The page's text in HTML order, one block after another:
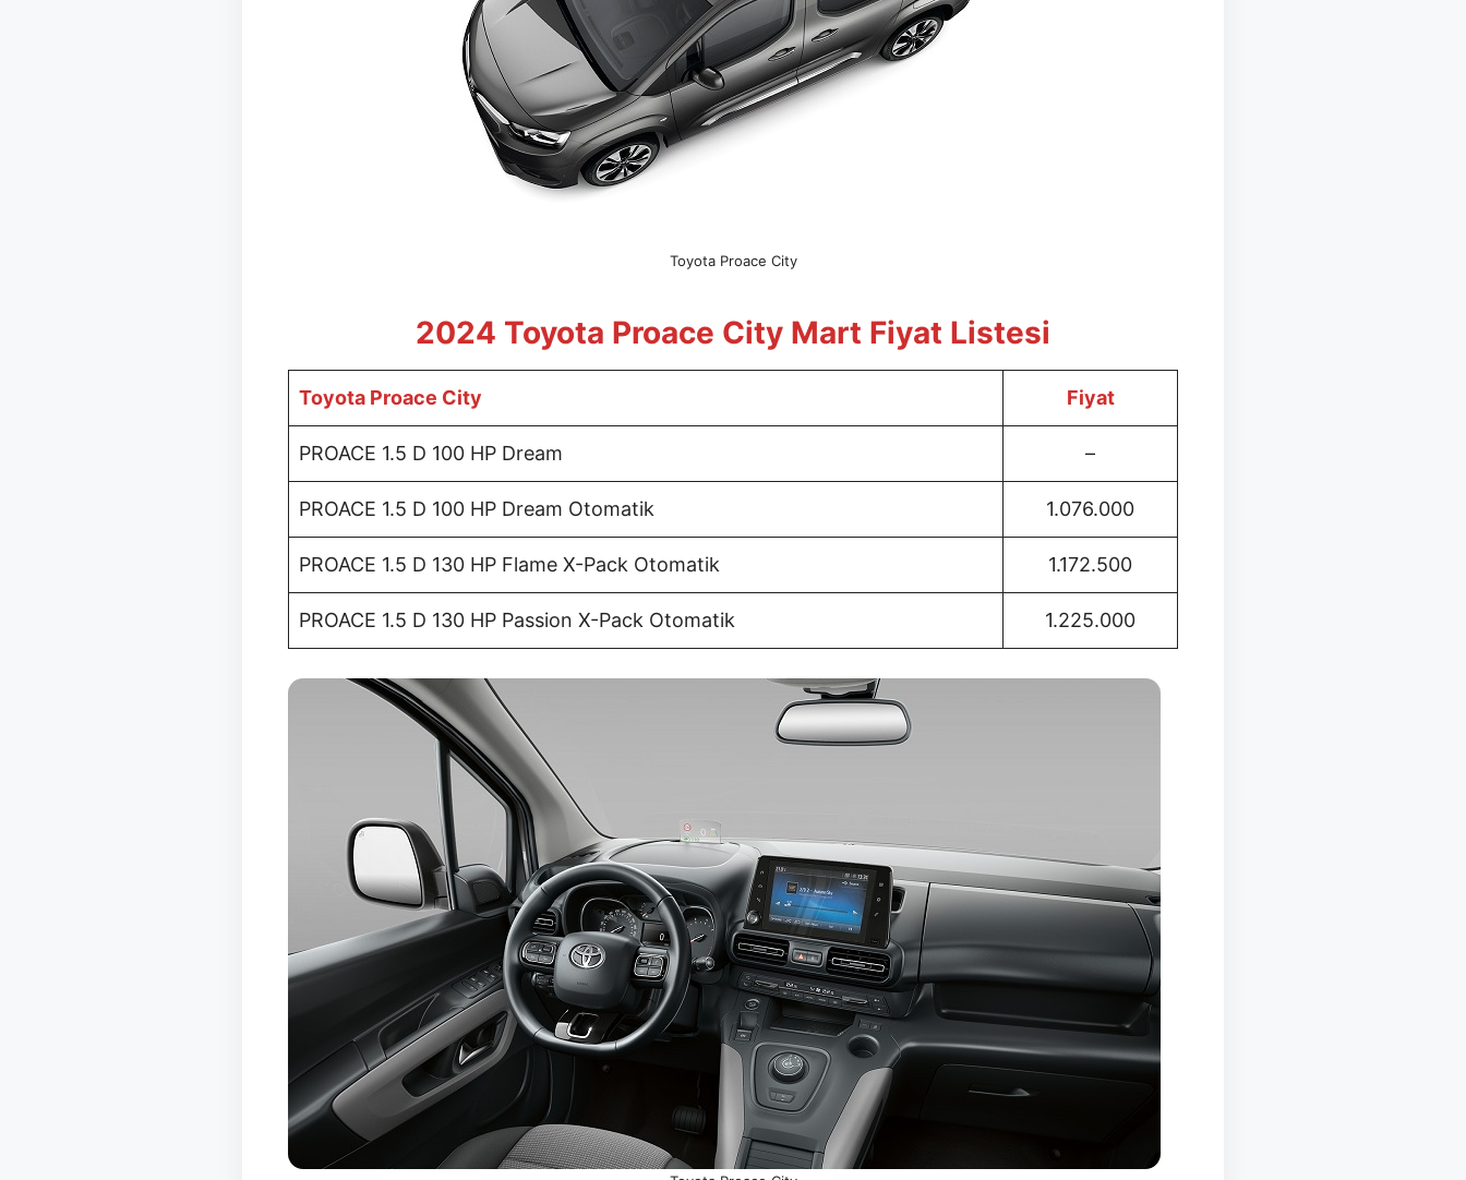
Toyota Proace City
2024 Toyota Proace City Mart Fiyat Listesi
Toyota Proace City Fiyat
PROACE 1.5 D 100 HP Dream –
PROACE 1.5 D 100 HP Dream Otomatik 1.076.000
PROACE 1.5 D 130 HP Flame X-Pack Otomatik 1.172.500
PROACE 1.5 D 130 HP Passion X-Pack Otomatik 1.225.000